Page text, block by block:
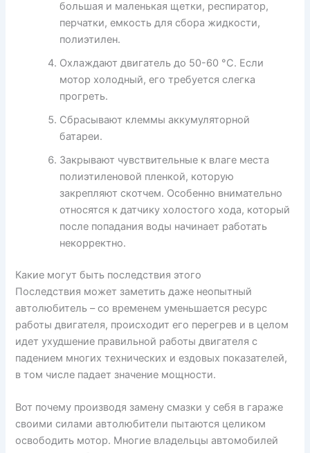
большая и маленькая щетки, респиратор,
перчатки, емкость для сбора жидкости,
полиэтилен.
Охлаждают двигатель до 50-60 °С. Если
мотор холодный, его требуется слегка
прогреть.
Сбрасывают клеммы аккумуляторной
батареи.
Закрывают чувствительные к влаге места
полиэтиленовой пленкой, которую
закрепляют скотчем. Особенно внимательно
относятся к датчику холостого хода, который
после попадания воды начинает работать
некорректно.
Какие могут быть последствия этого
Последствия может заметить даже неопытный
автолюбитель – со временем уменьшается ресурс
работы двигателя, происходит его перегрев и в целом
идет ухудшение правильной работы двигателя с
падением многих технических и ездовых показателей,
в том числе падает значение мощности.
Вот почему производя замену смазки у себя в гараже
своими силами автолюбители пытаются целиком
освободить мотор. Многие владельцы автомобилей